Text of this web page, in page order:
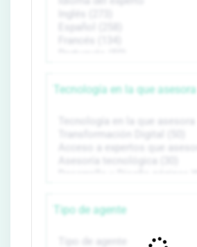
Tecnología en la que asesora
Tipo de agente